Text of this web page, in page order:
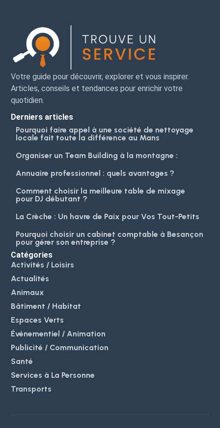
Votre guide pour découvrir, explorer et vous inspirer.
Articles, conseils et tendances pour enrichir votre
quotidien.
Derniers articles
Pourquoi faire appel à une société de nettoyage
locale fait toute la différence au Mans
Organiser un Team Building à la montagne :
Annuaire professionnel : quels avantages ?
Comment choisir la meilleure table de mixage
pour DJ débutant ?
La Crèche : Un havre de Paix pour Vos Tout-Petits
Pourquoi choisir un cabinet comptable à Besançon
pour gérer son entreprise ?
Catégories
Activités / Loisirs
Actualités
Animaux
Bâtiment / Habitat
Espaces Verts
Événementiel / Animation
Publicité / Communication
Santé
Services à La Personne
Transports